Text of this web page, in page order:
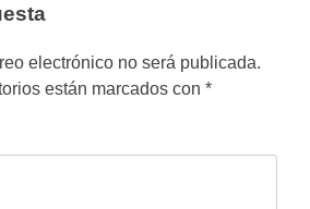
electrónico no será publicada.
están marcados con *